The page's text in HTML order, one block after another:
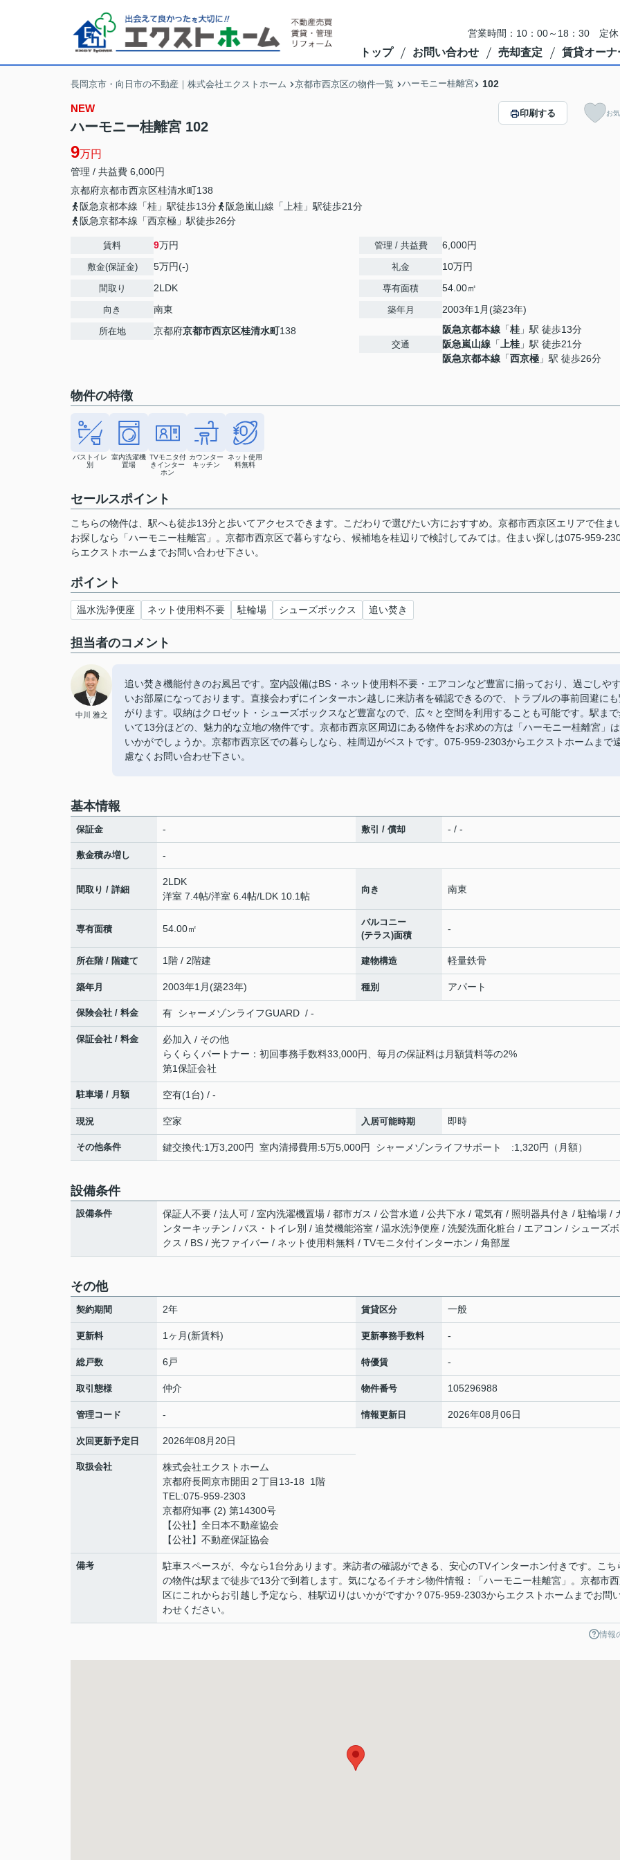
営業時間：10：00～18：30 定
トップ お問い合わせ 売却査定 賃貸オーナ
長岡京市・向日市の不動産｜株式会社エクストホーム 京都市西京区の物件一覧 ハーモニー桂離宮 102
NEW
ハーモニー桂離宮 102
9万円
管理 / 共益費 6,000円
京都府京都市西京区桂清水町138
阪急京都本線「桂」駅徒歩13分
阪急嵐山線「上桂」駅徒歩21分
阪急京都本線「西京極」駅徒歩26分
印刷する お
賃料 9万円
敷金(保証金) 5万円(-)
間取り 2LDK
向き 南東
所在地 京都府京都市西京区桂清水町138
管理 / 共益費 6,000円
礼金 10万円
専有面積 54.00㎡
築年月 2003年1月(築23年)
交通
阪急京都本線 「桂 」駅 徒歩13分
阪急嵐山線 「 上桂 」駅 徒歩21分
阪急京都本線 「西京極 」駅 徒歩26分
物件の特徴
バストイレ
別
室内洗濯機
置場
TVモニタ付
きインター
ホン
カウンター
キッチン
ネット使用
料無料
セールスポイント
こちらの物件は、駅へも徒歩13分と歩いてアクセスできます。こだわりで選びたい方におすすめ。京都市西京区エリアで住ま
お探しなら「ハーモニー桂離宮」。京都市西京区で暮らすなら、候補地を桂辺りで検討してみては。住まい探しは075-959-
らエクストホームまでお問い合わせ下さい。
ポイント
温水洗浄便座 ネット使用料不要 駐輪場 シューズボックス 追い焚き
担当者のコメント
中川 雅之
追い焚き機能付きのお風呂です。室内設備はBS・ネット使用料不要・エアコンなど豊富に揃っており、過ごしやす
いお部屋になっております。直接会わずにインターホン越しに来訪者を確認できるので、トラブルの事前回避に
がります。収納はクロゼット・シューズボックスなど豊富なので、広々と空間を利用することも可能です。駅ま
いて13分ほどの、魅力的な立地の物件です。京都市西京区周辺にある物件をお求めの方は「ハーモニー桂離宮」は
いかがでしょうか。京都市西京区での暮らしなら、桂周辺がベストです。075-959-2303からエクストホームまで
慮なくお問い合わせ下さい。
基本情報
保証金 - 敷引 / 償却 - / -
敷金積み増し -
間取り / 詳細
2LDK
洋室 7.4帖/洋室 6.4帖/LDK 10.1帖
向き 南東
専有面積 54.00㎡
バルコニー
(テラス)面積
-
所在階 / 階建て 1階 / 2階建 建物構造 軽量鉄骨
築年月 2003年1月(築23年) 種別 アパート
保険会社 / 料金 有 シャーメゾンライフGUARD / -
保証会社 / 料金
必加入 / その他
らくらくパートナー：初回事務手数料33,000円、毎月の保証料は月額賃料等の2%
第1保証会社
駐車場 / 月額 空有(1台) / -
現況 空家 入居可能時期 即時
その他条件 鍵交換代:1万3,200円 室内清掃費用:5万5,000円 シャーメゾンライフサポート :1,320円（月額）
設備条件
設備条件
保証人不要 / 法人可 / 室内洗濯機置場 / 都市ガス / 公営水道 / 公共下水 / 電気有 / 照明器具付き / 駐輪場 /
ンターキッチン / バス・トイレ別 / 追焚機能浴室 / 温水洗浄便座 / 洗髪洗面化粧台 / エアコン / シューズボ
クス / BS / 光ファイバー / ネット使用料無料 / TVモニタ付インターホン / 角部屋
その他
契約期間 2年 賃貸区分 一般
更新料 1ヶ月(新賃料) 更新事務手数料 -
総戸数 6戸 特優賃 -
取引態様 仲介 物件番号 105296988
管理コード - 情報更新日 2026年08月06日
次回更新予定日 2026年08月20日
取扱会社
株式会社エクストホーム
京都府長岡京市開田２丁目13-18 1階
TEL:075-959-2303
京都府知事 (2) 第14300号
【公社】全日本不動産協会
【公社】不動産保証協会
備考
駐車スペースが、今なら1台分あります。来訪者の確認ができる、安心のTVインターホン付きです。こち
の物件は駅まで徒歩で13分で到着します。気になるイチオシ物件情報：「ハーモニー桂離宮」。京都市
区にこれからお引越し予定なら、桂駅辺りはいかがですか？075-959-2303からエクストホームまでお問
わせください。
情報